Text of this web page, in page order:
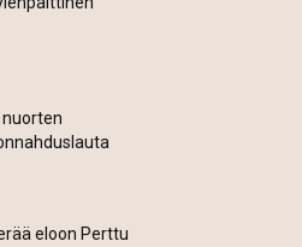
nuorten
eloon Perttu